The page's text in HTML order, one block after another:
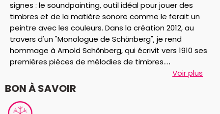
signes : le soundpainting, outil idéal pour jouer des
timbres et de la matière sonore comme le ferait un
peintre avec les couleurs. Dans la création 2012, au
travers d'un "Monologue de Schönberg", je rend
hommage à Arnold Schönberg, qui écrivit vers 1910 ses
premières pièces de mélodies de timbres
(Klangfarbenmelodie), puis à John Cage, qui ouvre
vers 1950-1960 les champs du silence, du bruit, de
Schönberg pouvait-il penser son époque, comment
Voir plus
BON À SAVOIR